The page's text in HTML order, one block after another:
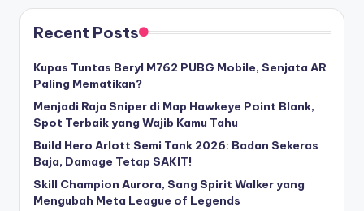
Recent Posts
Kupas Tuntas Beryl M762 PUBG Mobile, Senjata AR
Paling Mematikan?
Menjadi Raja Sniper di Map Hawkeye Point Blank,
Spot Terbaik yang Wajib Kamu Tahu
Build Hero Arlott Semi Tank 2026: Badan Sekeras
Baja, Damage Tetap SAKIT!
Skill Champion Aurora, Sang Spirit Walker yang
Mengubah Meta League of Legends